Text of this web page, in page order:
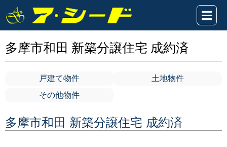
多摩市和田 新築分譲住宅 成約済
戸建て物件
土地物件
その他物件
多摩市和田 新築分譲住宅 成約済